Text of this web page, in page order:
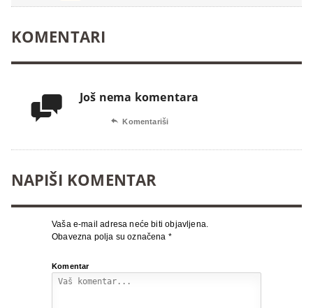
KOMENTARI
 Još nema komentara
 Komentariši
NAPIŠI KOMENTAR
Vaša e-mail adresa neće biti objavljena.
Obavezna polja su označena *
Komentar